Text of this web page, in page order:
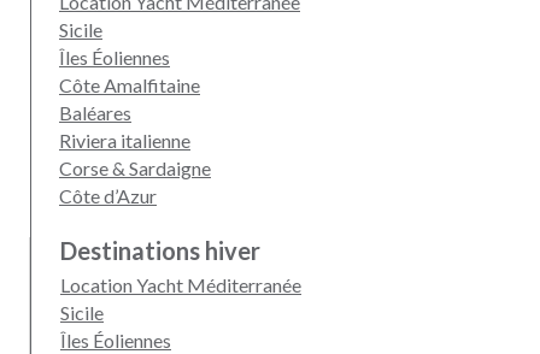
Sicile
Îles Éoliennes
Côte Amalfitaine
Baléares
Riviera italienne
Corse & Sardaigne
Côte d’Azur
Destinations hiver
Location Yacht Méditerranée
Sicile
Îles Éoliennes